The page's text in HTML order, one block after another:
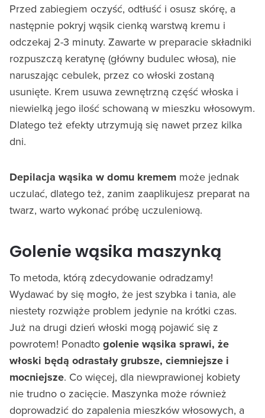
Przed zabiegiem oczyść, odtłuść i osusz skórę, a
następnie pokryj wąsik cienką warstwą kremu i
odczekaj 2-3 minuty. Zawarte w preparacie składniki
rozpuszczą keratynę (główny budulec włosa), nie
naruszając cebulek, przez co włoski zostaną
usunięte. Krem usuwa zewnętrzną część włoska i
niewielką jego ilość schowaną w mieszku włosowym.
Dlatego też efekty utrzymują się nawet przez kilka
dni.
Depilacja wąsika w domu kremem może jednak
uczulać, dlatego też, zanim zaaplikujesz preparat na
twarz, warto wykonać próbę uczuleniową.
Golenie wąsika maszynką
To metoda, którą zdecydowanie odradzamy!
Wydawać by się mogło, że jest szybka i tania, ale
niestety rozwiąże problem jedynie na krótki czas.
Już na drugi dzień włoski mogą pojawić się z
powrotem! Ponadto golenie wąsika sprawi, że
włoski będą odrastały grubsze, ciemniejsze i
mocniejsze. Co więcej, dla niewprawionej kobiety
nie trudno o zacięcie. Maszynka może również
doprowadzić do zapalenia mieszków włosowych, a